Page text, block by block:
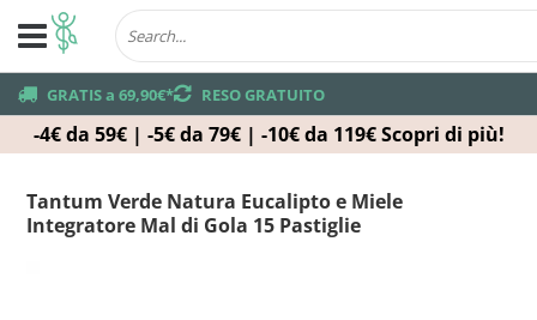
-4€ da 59€ | -5€ da 79€ | -10€ da 119€ Scopri di più!
truck GRATIS a 69,90€*returns RESO GRATUITO
Tantum Verde Natura Eucalipto e Miele
Integratore Mal di Gola 15 Pastiglie